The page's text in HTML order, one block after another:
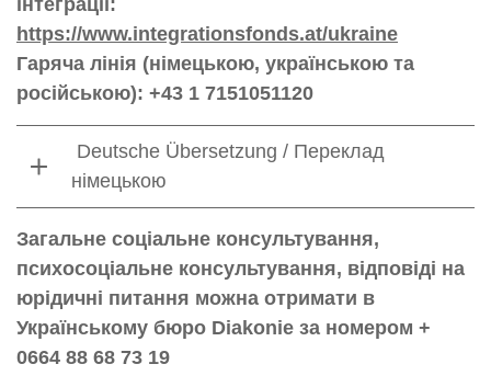
https://www.integrationsfonds.at/ukraine
Гаряча лінія (німецькою, українською та
російською): +43 1 7151051120
Deutsche Übersetzung / Переклад
німецькою
Загальне соціальне консультування,
психосоціальне консультування, відповіді на
юрідичні питання можна отримати в
Українському бюро Diakonie за номером +
0664 88 68 73 19